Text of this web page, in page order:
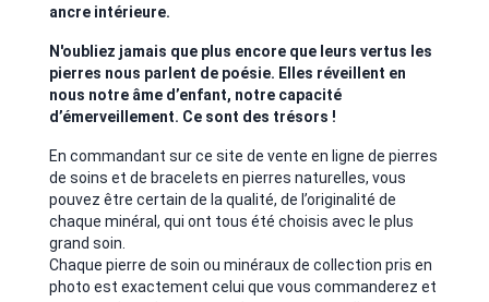
ancre intérieure.
N'oubliez jamais que plus encore que leurs vertus les
pierres nous parlent de poésie. Elles réveillent en
nous notre âme d’enfant, notre capacité
d’émerveillement. Ce sont des trésors !
En commandant sur ce site de vente en ligne de pierres
de soins et de bracelets en pierres naturelles, vous
pouvez être certain de la qualité, de l’originalité de
chaque minéral, qui ont tous été choisis avec le plus
grand soin.
Chaque pierre de soin ou minéraux de collection pris en
photo est exactement celui que vous commanderez et